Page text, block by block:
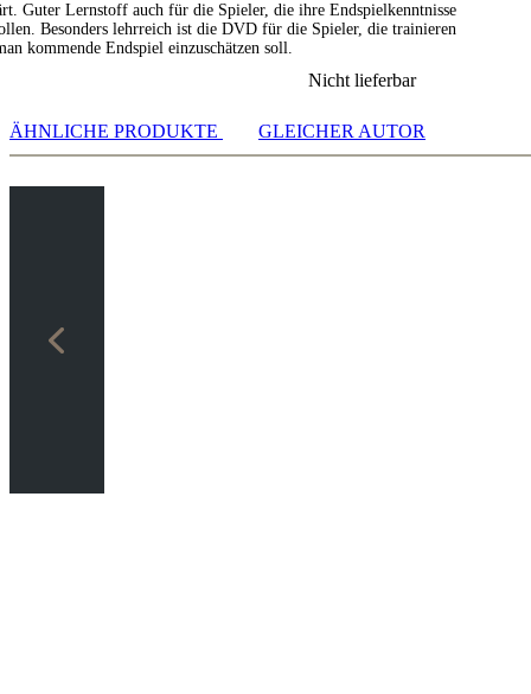
Guter Lernstoff auch für die Spieler, die ihre Endspielkenntnisse
Besonders lehrreich ist die DVD für die Spieler, die trainieren
kommende Endspiel einzuschätzen soll.
Nicht lieferbar
ÄHNLICHE PRODUKTE GLEICHER AUTOR